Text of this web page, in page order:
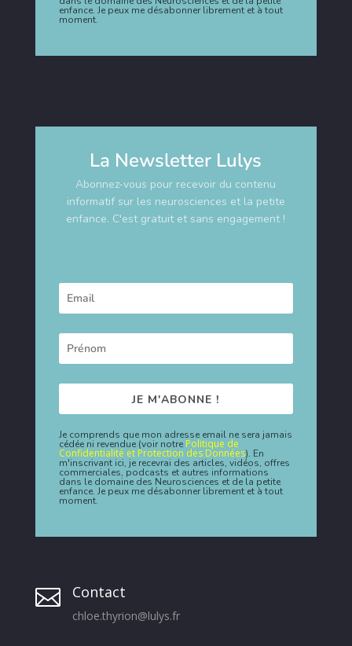
enfance. Je peux me désabonner librement et à tout
moment.
La Newsletter Lulys
Abonnez-vous pour recevoir du contenu
informatif sur les neurosciences et la petite
enfance. C'est gratuit et sans engagement !
JE M'ABONNE !
Je comprends que mon adresse email ne sera jamais
cédée ni revendue (voir notre Politique de
Confidentialité et Protection des Données). En
m'inscrivant ici, je recevrai des articles, vidéos, offres
commerciales, podcasts et autres informations
dans le domaine des Neurosciences et de la petite
enfance. Je peux me désabonner librement et à tout
moment.
 Contact
chloe.thyrion@lulys.fr